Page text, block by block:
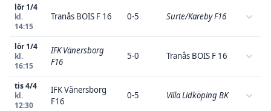
lör 1/4
kl.
14:15
Tranås BOIS F 16 0-5 Surte/Kareby F16
lör 1/4
kl.
16:15
IFK Vänersborg
F16
5-0 Tranås BOIS F 16
tis 4/4
kl.
12:30
IFK Vänersborg
F16
0-5 Villa Lidköping BK